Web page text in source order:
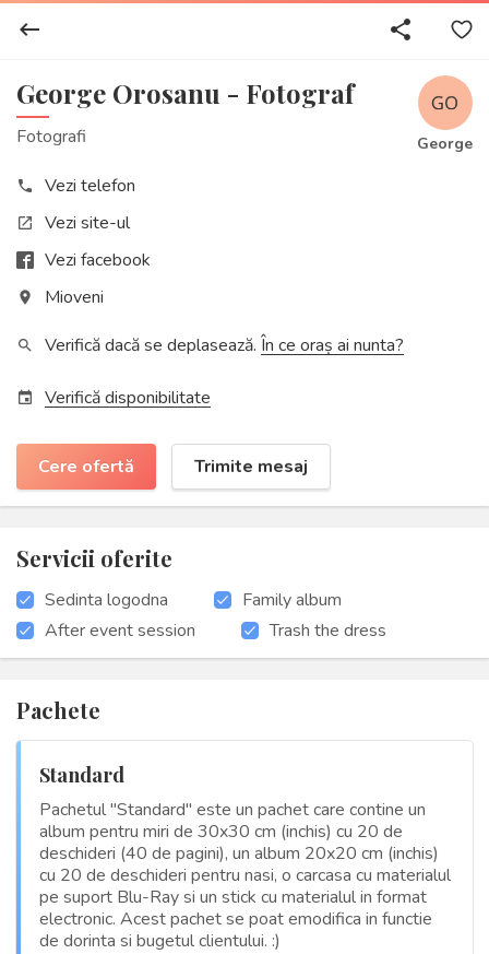
keyboard_backspace share
George Orosanu - Fotograf
Fotografi George
phone Vezi telefon
open_in_new
Vezi site-ul
Vezi facebook
place Mioveni
search Verifică dacă se deplasează. În ce oraș ai nunta?
event Verifică disponibilitate
Cere ofertă Trimite mesaj
Servicii oferite
Sedinta logodna
Family album
After event session
Trash the dress
Pachete
Standard
Pachetul "Standard" este un pachet care contine un
album pentru miri de 30x30 cm (inchis) cu 20 de
deschideri (40 de pagini), un album 20x20 cm (inchis)
cu 20 de deschideri pentru nasi, o carcasa cu materialul
pe suport Blu-Ray si un stick cu materialul in format
electronic. Acest pachet se poat emodifica in functie
de dorinta si bugetul clientului. :)